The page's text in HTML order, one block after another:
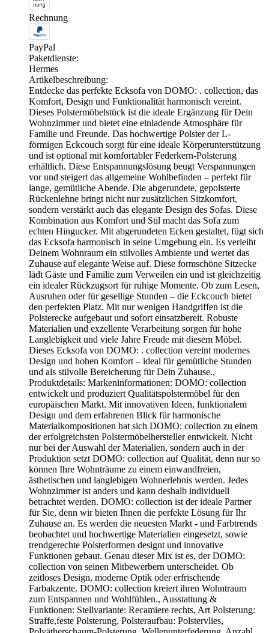
Rechnung
PayPal
Paketdienste:
Hermes
Artikelbeschreibung:
Entdecke das perfekte Ecksofa von DOMO: . collection, das
Komfort, Design und Funktionalität harmonisch vereint.
Dieses Polstermöbelstück ist die ideale Ergänzung für Dein
Wohnzimmer und bietet eine einladende Atmosphäre für
Familie und Freunde. Das hochwertige Polster der L-
förmigen Eckcouch sorgt für eine ideale Körperunterstützung
und ist optional mit komfortabler Federkern-Polsterung
erhältlich. Diese Entspannungslösung beugt Verspannungen
vor und steigert das allgemeine Wohlbefinden – perfekt für
lange, gemütliche Abende. Die abgerundete, gepolsterte
Rückenlehne bringt nicht nur zusätzlichen Sitzkomfort,
sondern verstärkt auch das elegante Design des Sofas. Diese
Kombination aus Komfort und Stil macht das Sofa zum
echten Hingucker. Mit abgerundeten Ecken gestaltet, fügt sich
das Ecksofa harmonisch in seine Umgebung ein. Es verleiht
Deinem Wohnraum ein stilvolles Ambiente und wertet das
Zuhause auf elegante Weise auf. Diese formschöne Sitzecke
lädt Gäste und Familie zum Verweilen ein und ist gleichzeitig
ein idealer Rückzugsort für ruhige Momente. Ob zum Lesen,
Ausruhen oder für gesellige Stunden – die Eckcouch bietet
den perfekten Platz. Mit nur wenigen Handgriffen ist die
Polsterecke aufgebaut und sofort einsatzbereit. Robuste
Materialien und exzellente Verarbeitung sorgen für hohe
Langlebigkeit und viele Jahre Freude mit diesem Möbel.
Dieses Ecksofa von DOMO: . collection vereint modernes
Design und hohen Komfort – ideal für gemütliche Stunden
und als stilvolle Bereicherung für Dein Zuhause.,
Produktdetails: Markeninformationen: DOMO: collection
entwickelt und produziert Qualitätspolstermöbel für den
europäischen Markt. Mit innovativen Ideen, funktionalem
Design und dem erfahrenen Blick für harmonische
Materialkompositionen hat sich DOMO: collection zu einem
der erfolgreichsten Polstermöbelhersteller entwickelt. Nicht
nur bei der Auswahl der Materialien, sondern auch in der
Produktion setzt DOMO: collection auf Qualität, denn nur so
können Ihre Wohnträume zu einem einwandfreien,
ästhetischen und langlebigen Wohnerlebnis werden. Jedes
Wohnzimmer ist anders und kann deshalb individuell
betrachtet werden. DOMO: collection ist der ideale Partner
für Sie, denn wir bieten Ihnen die perfekte Lösung für Ihr
Zuhause an. Es werden die neuesten Markt - und Farbtrends
beobachtet und hochwertige Materialien eingesetzt, sowie
trendgerechte Polsterformen designt und innovative
Funktionen gebaut. Genau dieser Mix ist es, der DOMO:
collection von seinen Mitbewerbern unterscheidet. Ob
zeitloses Design, moderne Optik oder erfrischende
Farbakzente. DOMO: collection kreiert ihren Wohntraum
zum Entspannen und Wohlfühlen., Ausstattung &
Funktionen: Stellvariante: Recamiere rechts, Art Polsterung:
Straffe,feste Polsterung, Polsteraufbau: Polstervlies,